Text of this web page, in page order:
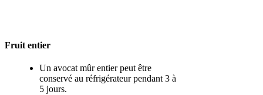
Fruit entier
Un avocat mûr entier peut être
conservé au réfrigérateur pendant 3 à
5 jours.